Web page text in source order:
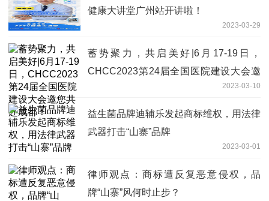
健康大讲堂广州站开讲啦！
2023-03-29
蓄势聚力，共启美好|6月17-19日，
CHCC2023第24届全国医院建设大会邀
2023-03-10
益生菌品牌迪辅乐发起商标维权，用法律
武器打击“山寨”品牌
2023-03-01
律师观点：商标遭反复恶意侵权，品
牌“山寨”风何时止步？